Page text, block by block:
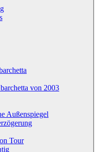
von 2003
Außenspiegel
Tour